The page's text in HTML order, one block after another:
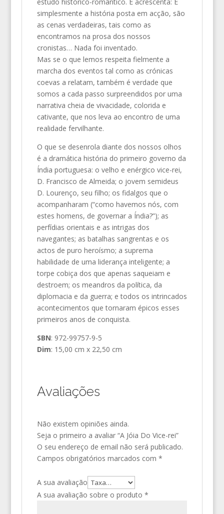
simplesmente a história posta em acção, são
as cenas verdadeiras, tais como as
encontramos na prosa dos nossos
cronistas… Nada foi inventado.
Mas se o que lemos respeita fielmente a
marcha dos eventos tal como as crónicas
coevas a relatam, também é verdade que
somos a cada passo surpreendidos por uma
narrativa cheia de vivacidade, colorida e
cativante, que nos leva ao encontro de uma
realidade fervilhante.
O que se desenrola diante dos nossos olhos
é a dramática história do primeiro governo da
Índia portuguesa: o velho e enérgico vice-rei,
D. Francisco de Almeida; o jovem semideus
D. Lourenço, seu filho; os fidalgos que o
acompanharam (“como havemos nós, com
estes homens, de governar a Índia?”); as
perfídias orientais e as intrigas dos
navegantes; as batalhas sangrentas e os
actos de puro heroísmo; a suprema
habilidade de uma liderança inteligente; a
torpe cobiça dos que apenas saqueiam e
destroem; os meandros da política, da
diplomacia e da guerra; e todos os intrincados
acontecimentos que tornaram épicos esses
primeiros anos de conquista.
SBN: 972-99757-9-5
Dim: 15,00 cm x 22,50 cm
Avaliações
Não existem opiniões ainda.
Seja o primeiro a avaliar “A Jóia Do Vice-rei”
O seu endereço de email não será publicado.
Campos obrigatórios marcados com *
A sua avaliação
A sua avaliação sobre o produto *